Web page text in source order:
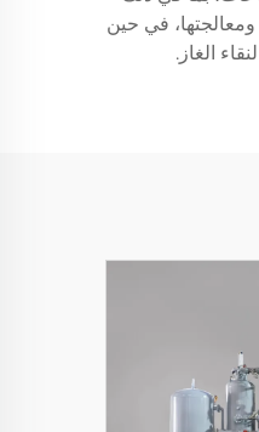
ومعالجتها، في حين
الغاز.